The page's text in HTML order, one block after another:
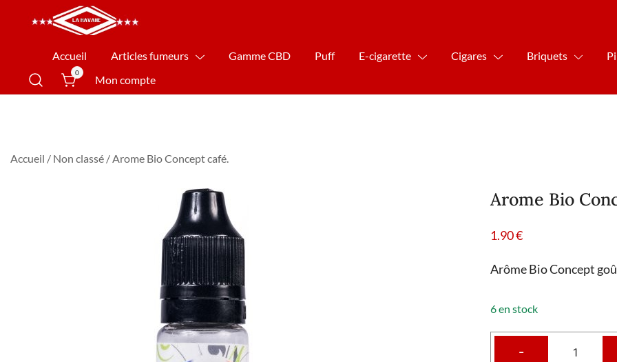
La Havane Nîmes
Accueil Articles fumeurs Gamme CBD Puff E-cigarette Cigares Briquets
0
Mon compte
Accueil / Non classé / Arome Bio Concept café.
Arome Bio
1.90€
Arôme Bio Concept
6 en stock
-